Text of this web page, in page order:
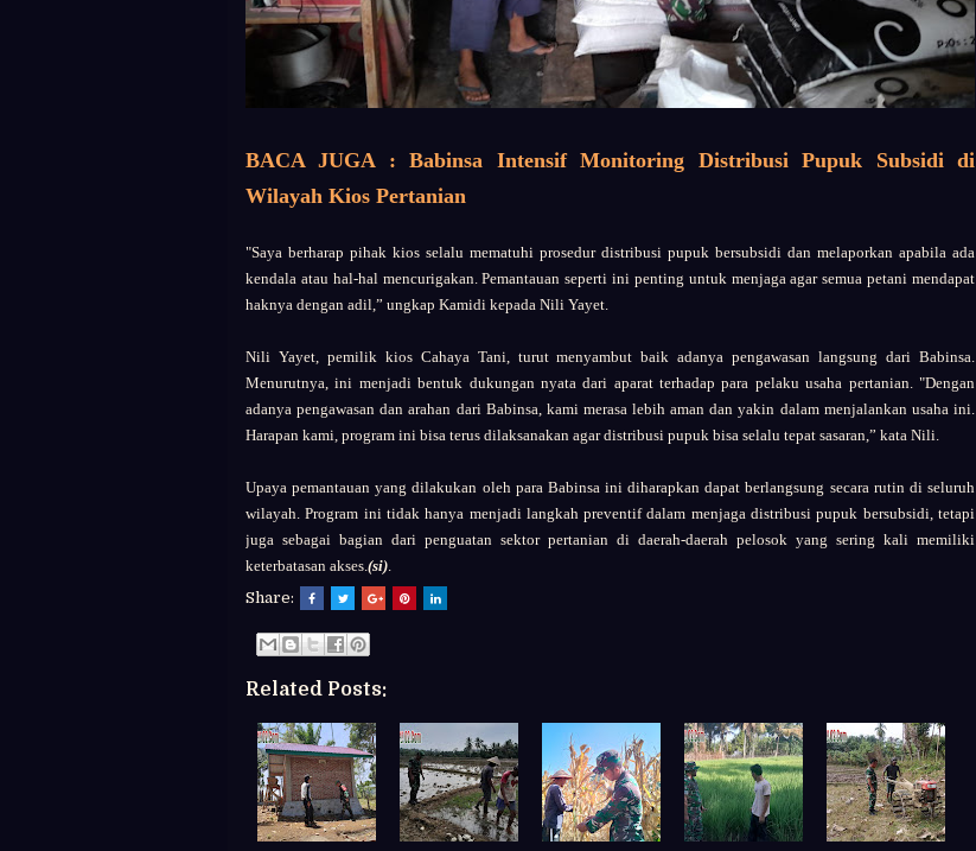
BACA JUGA : Babinsa Intensif Monitoring Distribusi Pupuk Subsidi di
Wilayah Kios Pertanian
"Saya berharap pihak kios selalu mematuhi prosedur distribusi pupuk bersubsidi dan melaporkan apabila ada
kendala atau hal-hal mencurigakan. Pemantauan seperti ini penting untuk menjaga agar semua petani mendapat
haknya dengan adil,” ungkap Kamidi kepada Nili Yayet.
Nili Yayet, pemilik kios Cahaya Tani, turut menyambut baik adanya pengawasan langsung dari Babinsa.
Menurutnya, ini menjadi bentuk dukungan nyata dari aparat terhadap para pelaku usaha pertanian. "Dengan
adanya pengawasan dan arahan dari Babinsa, kami merasa lebih aman dan yakin dalam menjalankan usaha ini.
Harapan kami, program ini bisa terus dilaksanakan agar distribusi pupuk bisa selalu tepat sasaran,” kata Nili.
Upaya pemantauan yang dilakukan oleh para Babinsa ini diharapkan dapat berlangsung secara rutin di seluruh
wilayah. Program ini tidak hanya menjadi langkah preventif dalam menjaga distribusi pupuk bersubsidi, tetapi
juga sebagai bagian dari penguatan sektor pertanian di daerah-daerah pelosok yang sering kali memiliki
keterbatasan akses.(si).
Share:
Related Posts: